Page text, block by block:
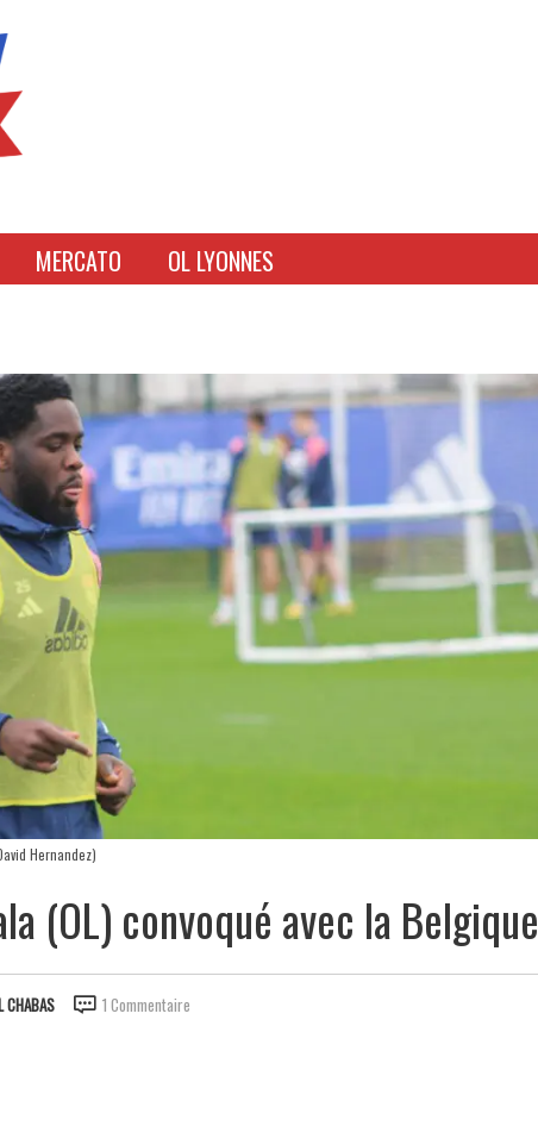
MERCATO OL LYONNES
Hernandez)
(OL) convoqué avec la Belgique
CHABAS 1 Commentaire